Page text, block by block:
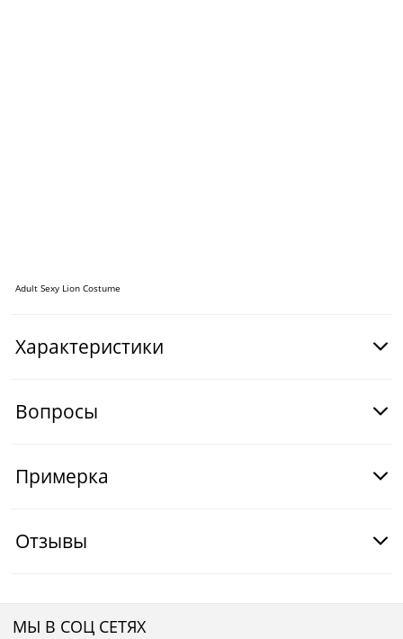
Adult Sexy Lion Costume
Характеристики
Вопросы
Примерка
Отзывы
МЫ В СОЦ СЕТЯХ